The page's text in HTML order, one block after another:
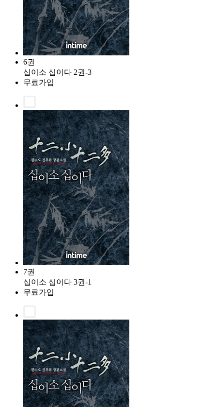
6권
십이소 십이다 2권-3
무료가입
7권
십이소 십이다 3권-1
무료가입